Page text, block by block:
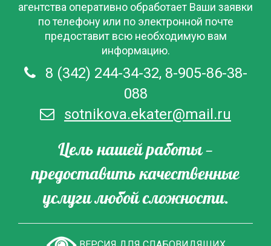
агентства оперативно обработает Ваши заявки
по телефону или по электронной почте
предоставит всю необходимую вам
информацию.
8 (342) 244-34-32, 8-905-86-38-
088
sotnikova.ekater@mail.ru
Цель нашей работы —
предоставить качественные
услуги любой сложности.